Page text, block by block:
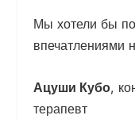
Мы хотели бы
впечатлениями
Ацуши Кубо,
терапевт